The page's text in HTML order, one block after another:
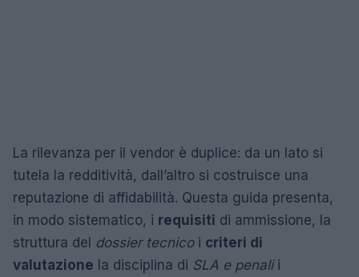
La rilevanza per il vendor è duplice: da un lato si
tutela la redditività, dall’altro si costruisce una
reputazione di affidabilità. Questa guida presenta,
in modo sistematico, i requisiti di ammissione, la
struttura del dossier tecnicoi criteri di
valutazione la disciplina di SLA e penalii